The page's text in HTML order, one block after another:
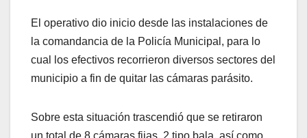
El operativo dio inicio desde las instalaciones de
la comandancia de la Policía Municipal, para lo
cual los efectivos recorrieron diversos sectores del
municipio a fin de quitar las cámaras parásito.
Sobre esta situación trascendió que se retiraron
un total de 8 cámaras fijas, 2 tipo bala, así como